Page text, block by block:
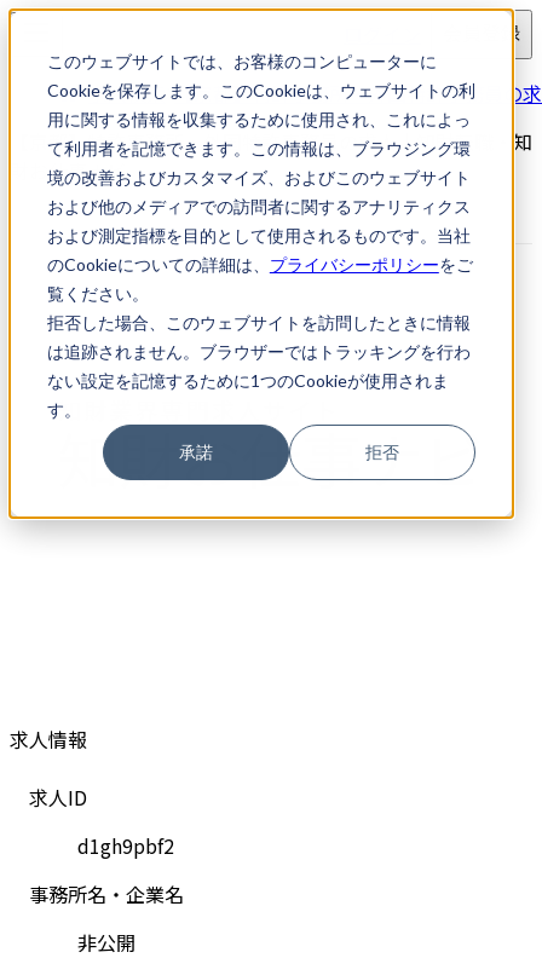
このウェブサイトでは、お客様のコンピューターに
Cookieを保存します。このCookieは、ウェブサイトの利
用に関する情報を収集するために使用され、これによっ
て利用者を記憶できます。この情報は、ブラウジング環
境の改善およびカスタマイズ、およびこのウェブサイト
および他のメディアでの訪問者に関するアナリティクス
および測定指標を目的として使用されるものです。当社
のCookieについての詳細は、 プライバシーポリシーをご
覧ください。
拒否した場合、このウェブサイトを訪問したときに情報
は追跡されません。ブラウザーではトラッキングを行わ
ない設定を記憶するために1つのCookieが使用されま
す。
承諾 拒否
会員登録
求人検索 【京都】特許事務所・外国特許事務員の
【京都】特許事務所・外国特許事務員の求人｜知財転職・知
財お仕事ナビ
求人情報
求人ID
d1gh9pbf2
事務所名・企業名
非公開